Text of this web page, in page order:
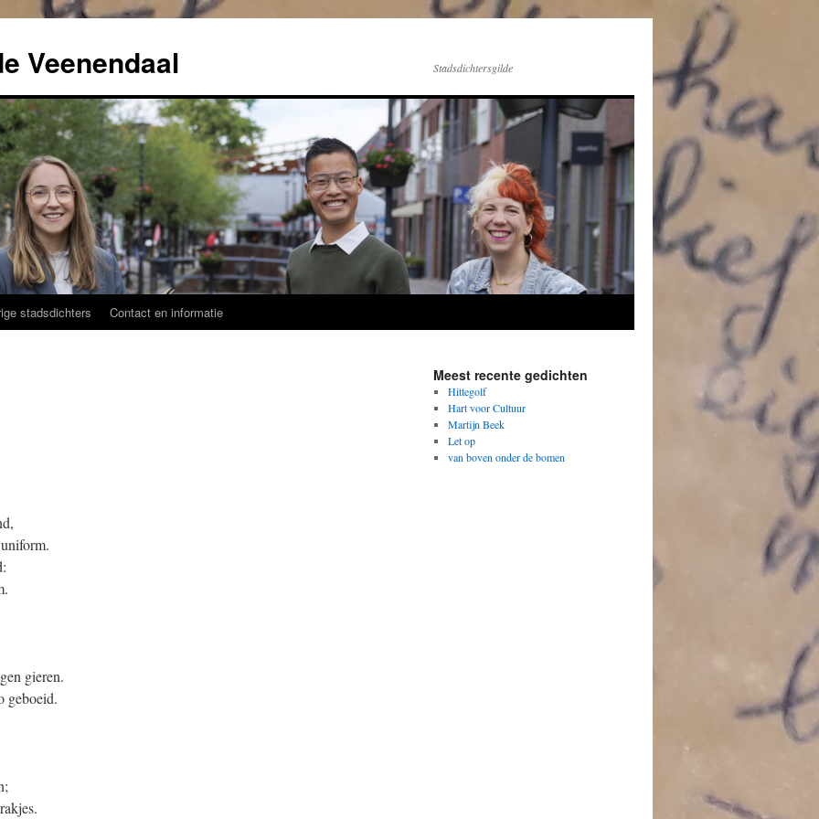
Veenendaal Stadsdichtersgilde
stadsdichters Contact en informatie
gieren.
geboeid.
Meest recente gedichten
Hittegolf
Hart voor Cultuur
Martijn Beek
Let op
van boven onder de bomen